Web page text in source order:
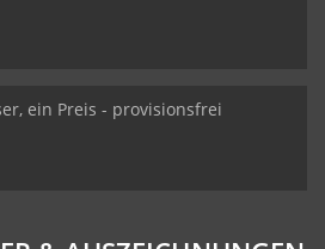
ein Preis - provisionsfrei